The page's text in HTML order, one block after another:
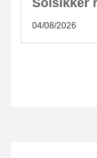
04/08/2026